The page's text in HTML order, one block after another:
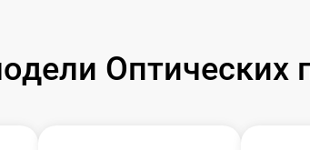
Оптических